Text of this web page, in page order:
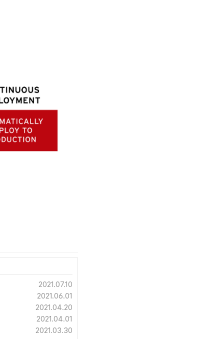
2021.07.10
2021.06.01
2021.04.20
2021.04.01
2021.03.30